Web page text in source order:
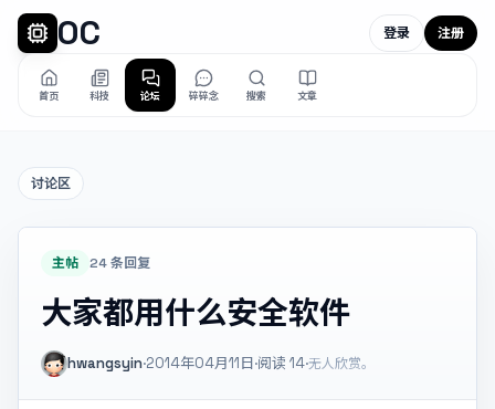
OC
首页 科技 论坛 碎碎念 搜索 文章
登录 注册
讨论区
主帖 24 条回复
大家都用什么安全软件
hwangsyin·2014年04月11日·阅读 14·无人欣赏。